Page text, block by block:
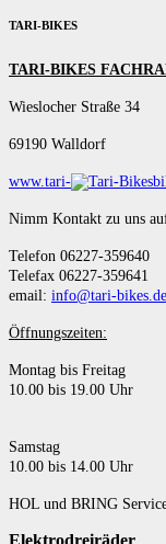
TARI-BIKES
TARI-BIKES
Wieslocher Straße 34
69190 Walldorf
www.tari-
Nimm Kontakt zu uns
Telefon 06227-359640
Telefax 06227-359641
email: info@tari-bikes.de
Öffnungszeiten:
Montag bis Freitag
10.00 bis 19.00 Uhr
Samstag
10.00 bis 14.00 Uhr
HOL und BRING